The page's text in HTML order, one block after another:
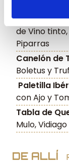
Carrilleras
de Vino
Piparras
Canelón de
Boletus y
Paletilla
con Ajo y
Tabla de
Mulo,
DE ALLÍ